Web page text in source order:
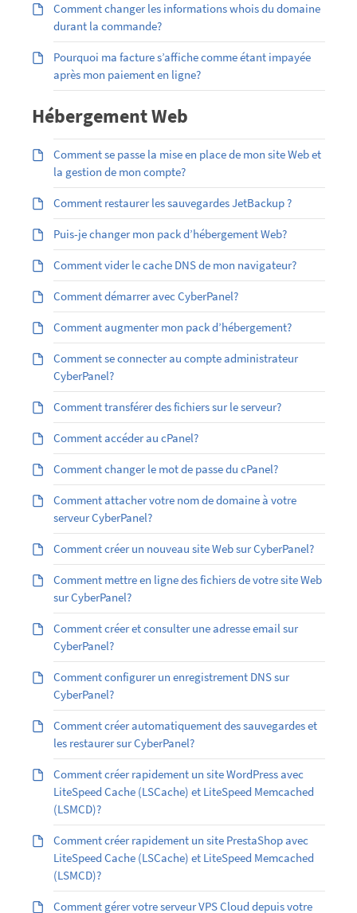
Comment changer les informations whois du domaine
durant la commande?
Pourquoi ma facture s’affiche comme étant impayée
après mon paiement en ligne?
Hébergement Web
Comment se passe la mise en place de mon site Web et
la gestion de mon compte?
Comment restaurer les sauvegardes JetBackup ?
Puis-je changer mon pack d’hébergement Web?
Comment vider le cache DNS de mon navigateur?
Comment démarrer avec CyberPanel?
Comment augmenter mon pack d’hébergement?
Comment se connecter au compte administrateur
CyberPanel?
Comment transférer des fichiers sur le serveur?
Comment accéder au cPanel?
Comment changer le mot de passe du cPanel?
Comment attacher votre nom de domaine à votre
serveur CyberPanel?
Comment créer un nouveau site Web sur CyberPanel?
Comment mettre en ligne des fichiers de votre site Web
sur CyberPanel?
Comment créer et consulter une adresse email sur
CyberPanel?
Comment configurer un enregistrement DNS sur
CyberPanel?
Comment créer automatiquement des sauvegardes et
les restaurer sur CyberPanel?
Comment créer rapidement un site WordPress avec
LiteSpeed Cache (LSCache) et LiteSpeed Memcached
(LSMCD)?
Comment créer rapidement un site PrestaShop avec
LiteSpeed Cache (LSCache) et LiteSpeed Memcached
(LSMCD)?
Comment gérer votre serveur VPS Cloud depuis votre